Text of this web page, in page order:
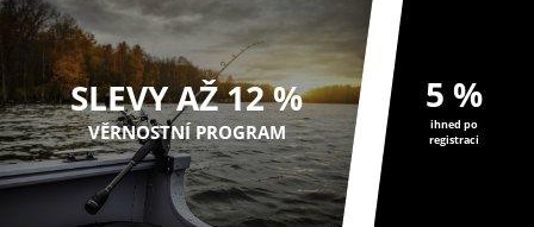
SLEVY AŽ 12 %
VĚRNOSTNÍ PROGRAM
5 %
ihned po
registraci